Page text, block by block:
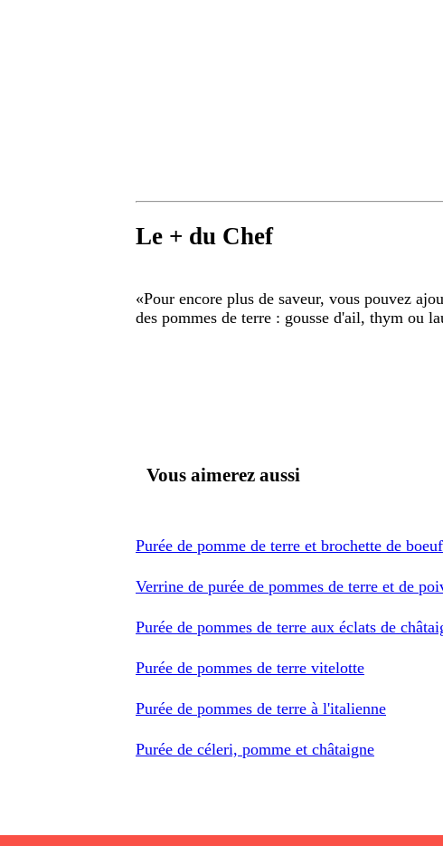
Le + du Chef
«Pour encore plus de saveur, vous pouvez
des pommes de terre : gousse d'ail, thym ou
Vous aimerez aussi
Purée de pomme de terre et brochette de
Verrine de purée de pommes de terre et de
Purée de pommes de terre aux éclats de
Purée de pommes de terre vitelotte
Purée de pommes de terre à l'italienne
Purée de céleri, pomme et châtaigne